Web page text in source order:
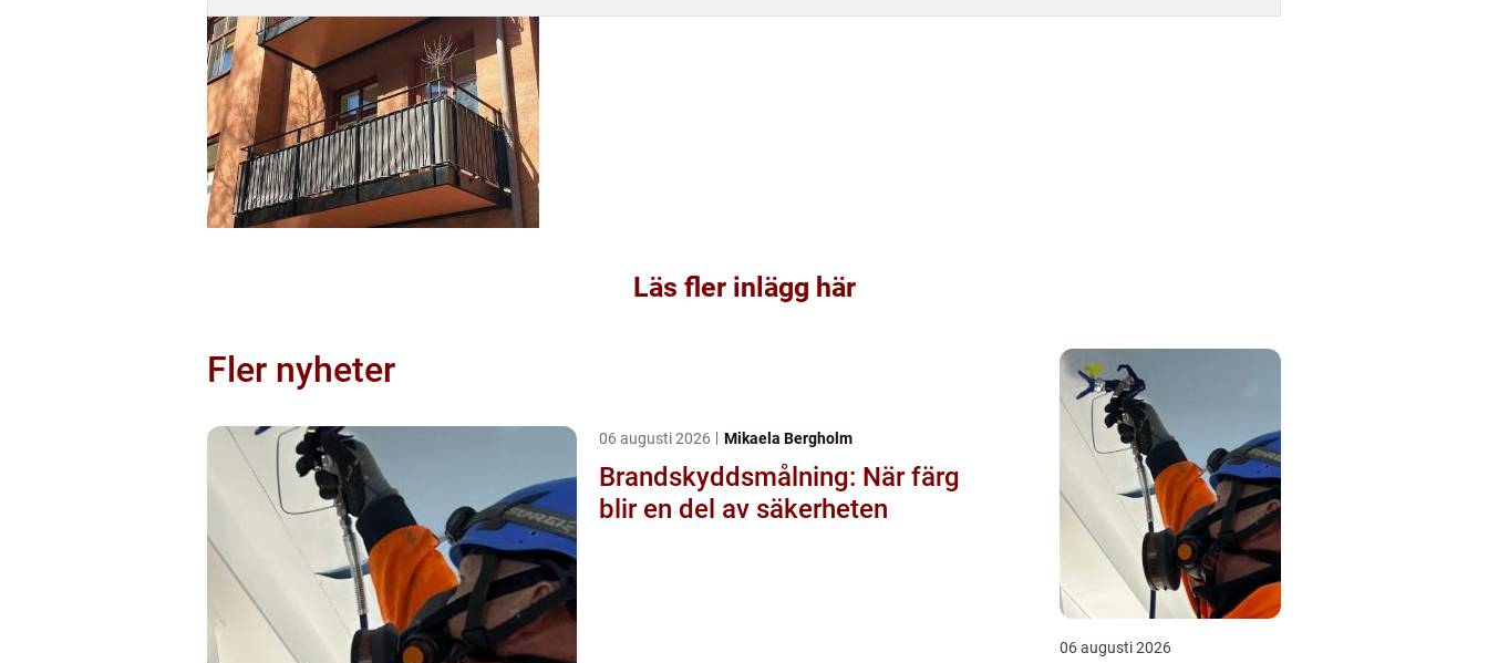
Läs fler inlägg här
Fler nyheter
06 augusti 2026 Mikaela Bergholm
Brandskyddsmålning: När färg
blir en del av säkerheten
06 augusti 2026